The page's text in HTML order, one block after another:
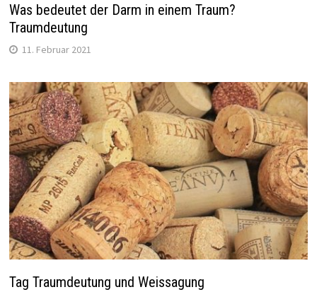
Was bedeutet der Darm in einem Traum?
Traumdeutung
11. Februar 2021
Tag Traumdeutung und Weissagung